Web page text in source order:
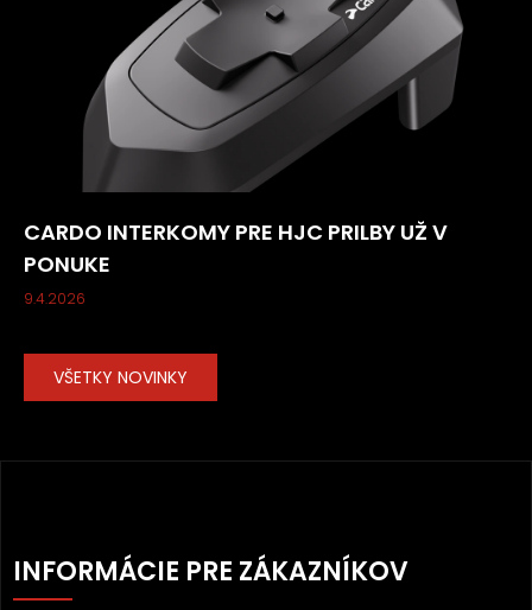
CARDO INTERKOMY PRE HJC PRILBY UŽ V
PONUKE
9.4.2026
VŠETKY NOVINKY
Á
P
INFORMÁCIE PRE ZÁKAZNÍKOV